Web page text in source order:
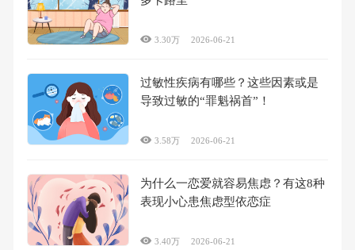
3.30万 2026-06-21
过敏性疾病有哪些？这些因素或是
导致过敏的“罪魁祸首”！
3.58万 2026-06-21
为什么一恋爱就容易焦虑？有这8种
表现小心患焦虑型依恋症
3.40万 2026-06-21